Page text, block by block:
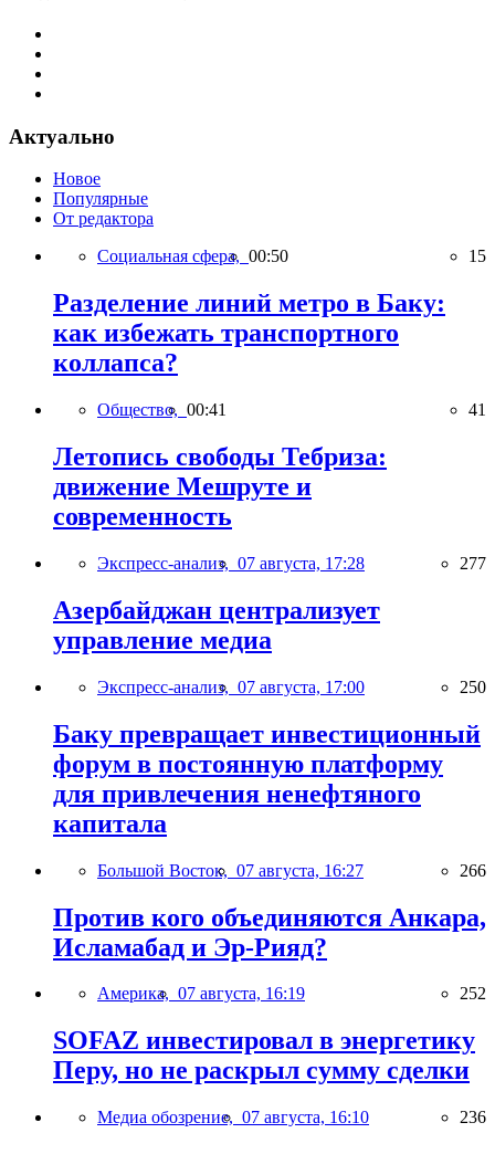
Актуально
Новое
Популярные
От редактора
Социальная сфера, 00:50 15
Разделение линий метро в Баку:
как избежать транспортного
коллапса?
Общество, 00:41 41
Летопись свободы Тебриза:
движение Мешруте и
современность
Экспресс-анализ, 07 августа, 17:28 277
Азербайджан централизует
управление медиа
Экспресс-анализ, 07 августа, 17:00 250
Баку превращает инвестиционный
форум в постоянную платформу
для привлечения ненефтяного
капитала
Большой Восток, 07 августа, 16:27 266
Против кого объединяются Анкара,
Исламабад и Эр-Рияд?
Америка, 07 августа, 16:19 252
SOFAZ инвестировал в энергетику
Перу, но не раскрыл сумму сделки
Медиа обозрение, 07 августа, 16:10 236